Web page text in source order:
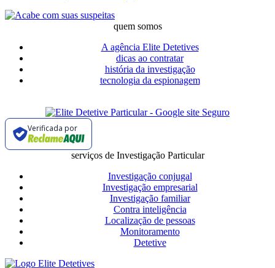
quem somos
A agência Elite Detetives
dicas ao contratar
história da investigação
tecnologia da espionagem
Verificada por
serviços de Investigação Particular
Investigação conjugal
Investigação empresarial
Investigação familiar
Contra inteligência
Localização de pessoas
Monitoramento
Detetive